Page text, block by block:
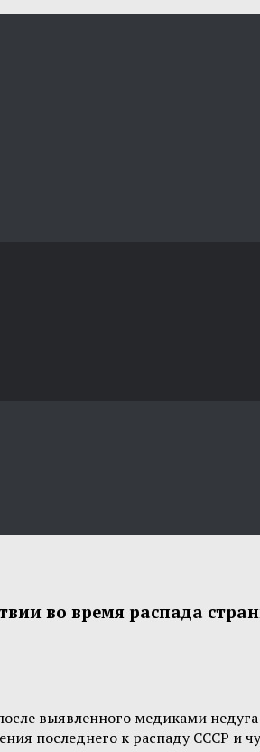
во время распада
выявленного медиками
последнего к распаду СССР и